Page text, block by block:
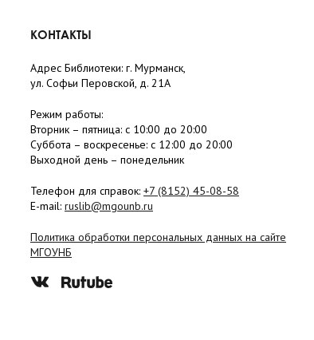
КОНТАКТЫ
Адрес Библиотеки: г. Мурманск,
ул. Софьи Перовской, д. 21А
Режим работы:
Вторник – пятница: с 10:00 до 20:00
Суббота – воскресенье: c 12:00 до 20:00
Выходной день – понедельник
Телефон для справок: +7 (8152) 45-08-58
E-mail: ruslib@mgounb.ru
Политика обработки персональных данных на сайте
МГОУНБ